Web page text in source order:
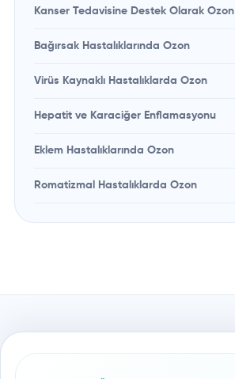
Kanser Tedavisine Destek Olarak Ozon
Bağırsak Hastalıklarında Ozon
Virüs Kaynaklı Hastalıklarda Ozon
Hepatit ve Karaciğer Enflamasyonu
Eklem Hastalıklarında Ozon
Romatizmal Hastalıklarda Ozon